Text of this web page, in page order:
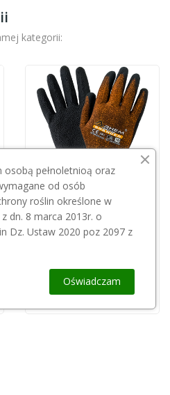
kategorii:
pełnoletnioą oraz
od osób
roślin określone w
dn. 8 marca 2013r. o
Dz. Ustaw 2020 poz 2097 z
Oświadczam